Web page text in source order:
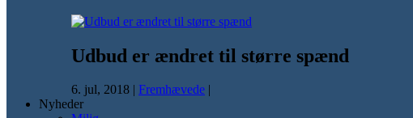
Udbud er ændret til større spænd
6. jul, 2018 | Fremhævede |
Nyheder